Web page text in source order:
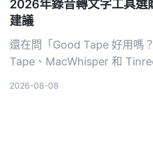
2026年錄音轉文字工具選
建議
還在問「Good Tape 好用嗎
Tape、MacWhisper 和
2026-08-08